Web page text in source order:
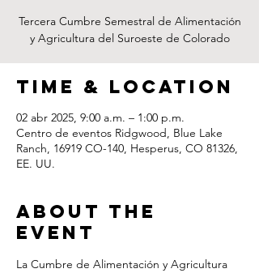
Tercera Cumbre Semestral de Alimentación
y Agricultura del Suroeste de Colorado
Time & Location
02 abr 2025, 9:00 a.m. – 1:00 p.m.
Centro de eventos Ridgwood, Blue Lake
Ranch, 16919 CO-140, Hesperus, CO 81326,
EE. UU.
About the
Event
La Cumbre de Alimentación y Agricultura